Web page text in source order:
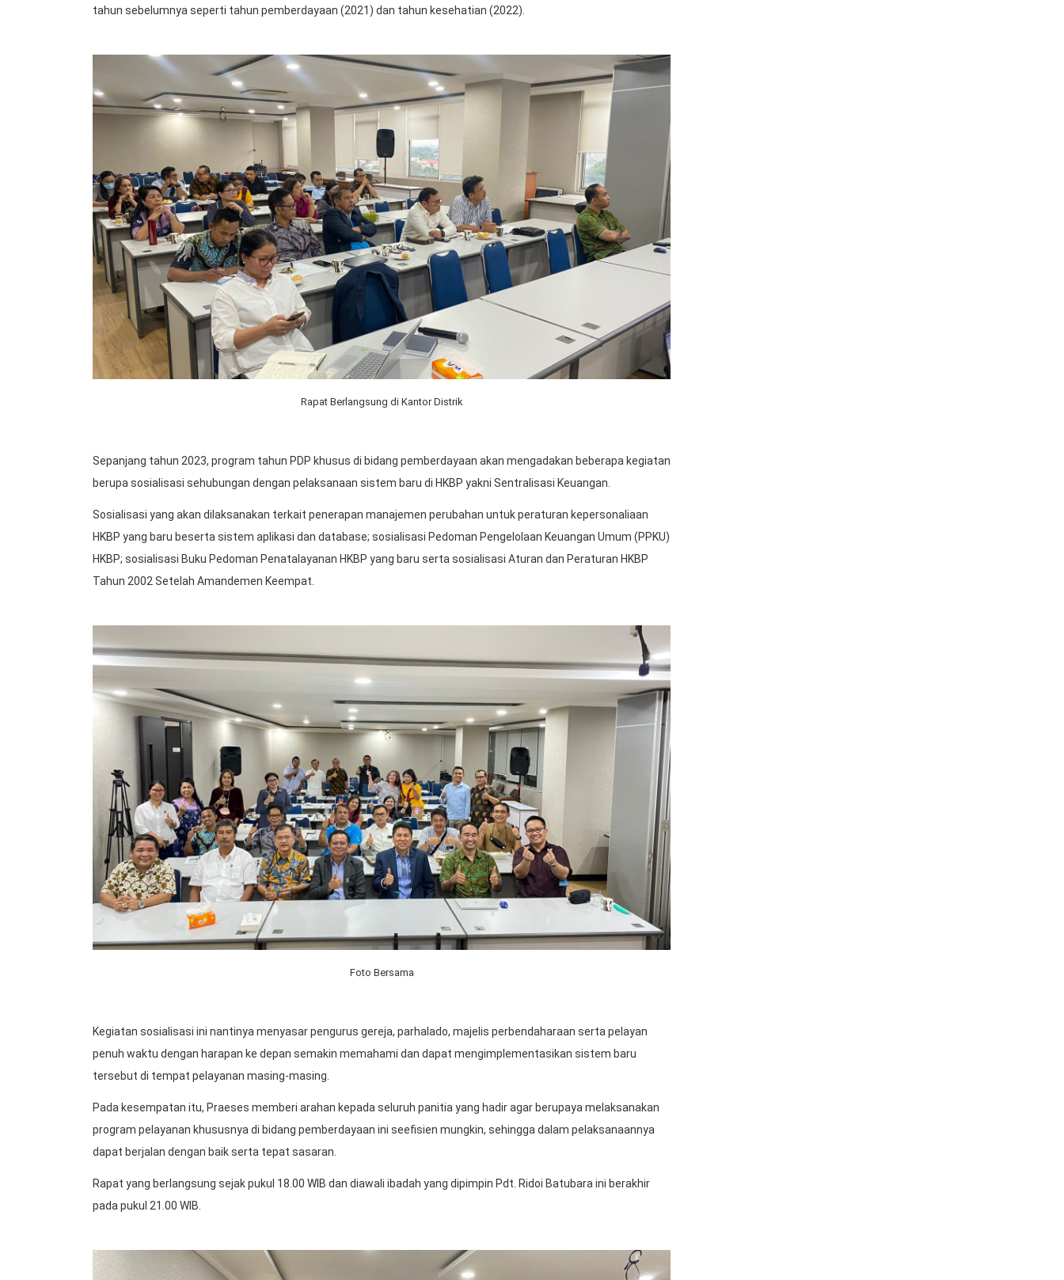
tahun sebelumnya seperti tahun pemberdayaan (2021) dan tahun kesehatian (2022).
Rapat Berlangsung di Kantor Distrik
Sepanjang tahun 2023, program tahun PDP khusus di bidang pemberdayaan akan mengadakan beberapa kegiatan
berupa sosialisasi sehubungan dengan pelaksanaan sistem baru di HKBP yakni Sentralisasi Keuangan.
Sosialisasi yang akan dilaksanakan terkait penerapan manajemen perubahan untuk peraturan kepersonaliaan
HKBP yang baru beserta sistem aplikasi dan database; sosialisasi Pedoman Pengelolaan Keuangan Umum (PPKU)
HKBP; sosialisasi Buku Pedoman Penatalayanan HKBP yang baru serta sosialisasi Aturan dan Peraturan HKBP
Tahun 2002 Setelah Amandemen Keempat.
Foto Bersama
Kegiatan sosialisasi ini nantinya menyasar pengurus gereja, parhalado, majelis perbendaharaan serta pelayan
penuh waktu dengan harapan ke depan semakin memahami dan dapat mengimplementasikan sistem baru
tersebut di tempat pelayanan masing-masing.
Pada kesempatan itu, Praeses memberi arahan kepada seluruh panitia yang hadir agar berupaya melaksanakan
program pelayanan khususnya di bidang pemberdayaan ini seefisien mungkin, sehingga dalam pelaksanaannya
dapat berjalan dengan baik serta tepat sasaran.
Rapat yang berlangsung sejak pukul 18.00 WIB dan diawali ibadah yang dipimpin Pdt. Ridoi Batubara ini berakhir
pada pukul 21.00 WIB.